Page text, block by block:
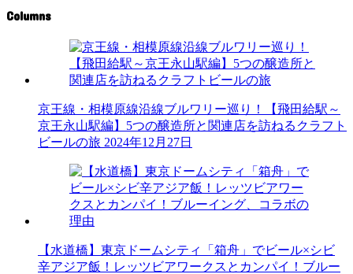
Columns
京王線・相模原線沿線ブルワリー巡り！【飛田給駅～
京王永山駅編】5つの醸造所と関連店を訪ねるクラフト
ビールの旅 2024年12月27日
【水道橋】東京ドームシティ「箱舟」でビール×シビ
辛アジア飯！レッツビアワークスとカンパイ！ブルー